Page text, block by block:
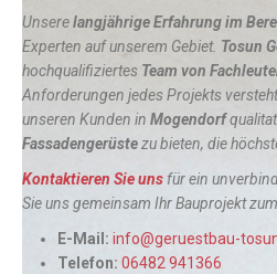
Unserelangjährige Erfahrung im
Experten auf unserem Gebiet. Tosun
hochqualifiziertes Team von
Anforderungen jedes Projekts
unseren Kunden in Mogendorf
Fassadengerüstezu bieten, die
Kontaktieren Sie uns für ein
Sie uns gemeinsam Ihr Bauprojekt
E-Mail: info@geruestbau-
Telefon: 06482 941366